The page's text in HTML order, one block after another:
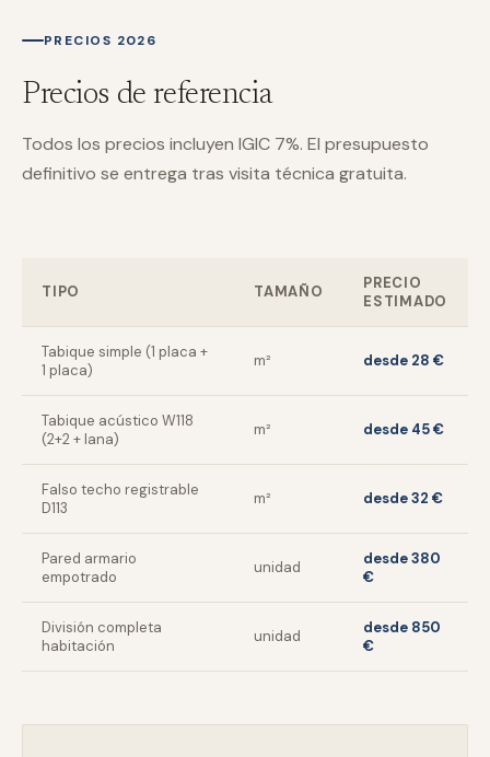
PRECIOS 2026
Precios de referencia
Todos los precios incluyen IGIC 7%. El presupuesto
definitivo se entrega tras visita técnica gratuita.
TIPO TAMAÑO
PRECIO
ESTIMADO
Tabique simple (1 placa +
1 placa)
m² desde 28 €
Tabique acústico W118
(2+2 + lana)
m² desde 45 €
Falso techo registrable
D113
m² desde 32 €
Pared armario
empotrado
unidad
desde 380
€
División completa
habitación
unidad
desde 850
€